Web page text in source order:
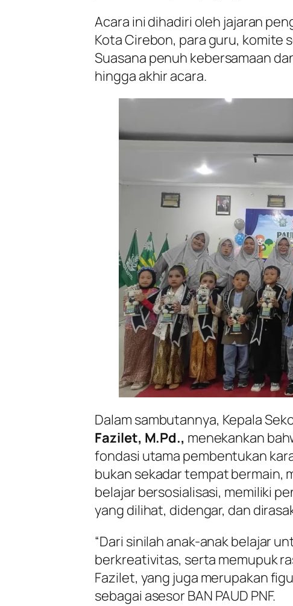
Acara ini dihadiri oleh jajaran
Kota Cirebon, para guru, komite
Suasana penuh kebersamaan
hingga akhir acara.
Dalam sambutannya, Kepala
Fazilet, M.Pd., menekankan
fondasi utama pembentukan
bukan sekadar tempat bermain,
belajar bersosialisasi, memiliki
yang dilihat, didengar, dan
“Dari sinilah anak-anak belajar
berkreativitas, serta memupuk
Fazilet, yang juga merupakan
sebagai asesor BAN PAUD PNF.